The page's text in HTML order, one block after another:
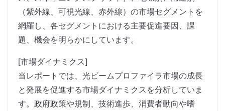
（紫外線、可視光線、赤外線）の市場セグメントを
網羅し、各セグメントにおける主要促進要因、課
題、機会を明らかにしています。
[市場ダイナミクス]
当レポートでは、光ビームプロファイラ市場の成長
と発展を促進する市場ダイナミクスを分析していま
す。政府政策や規制、技術進歩、消費者動向や嗜